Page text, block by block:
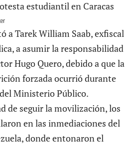
a Tarek William Saab, exfiscal
a asumir la responsabilidad
Hugo Quero, debido a que la
forzada ocurrió durante
Ministerio Público.
de seguir la movilización, los
en las inmediaciones del
donde entonaron el